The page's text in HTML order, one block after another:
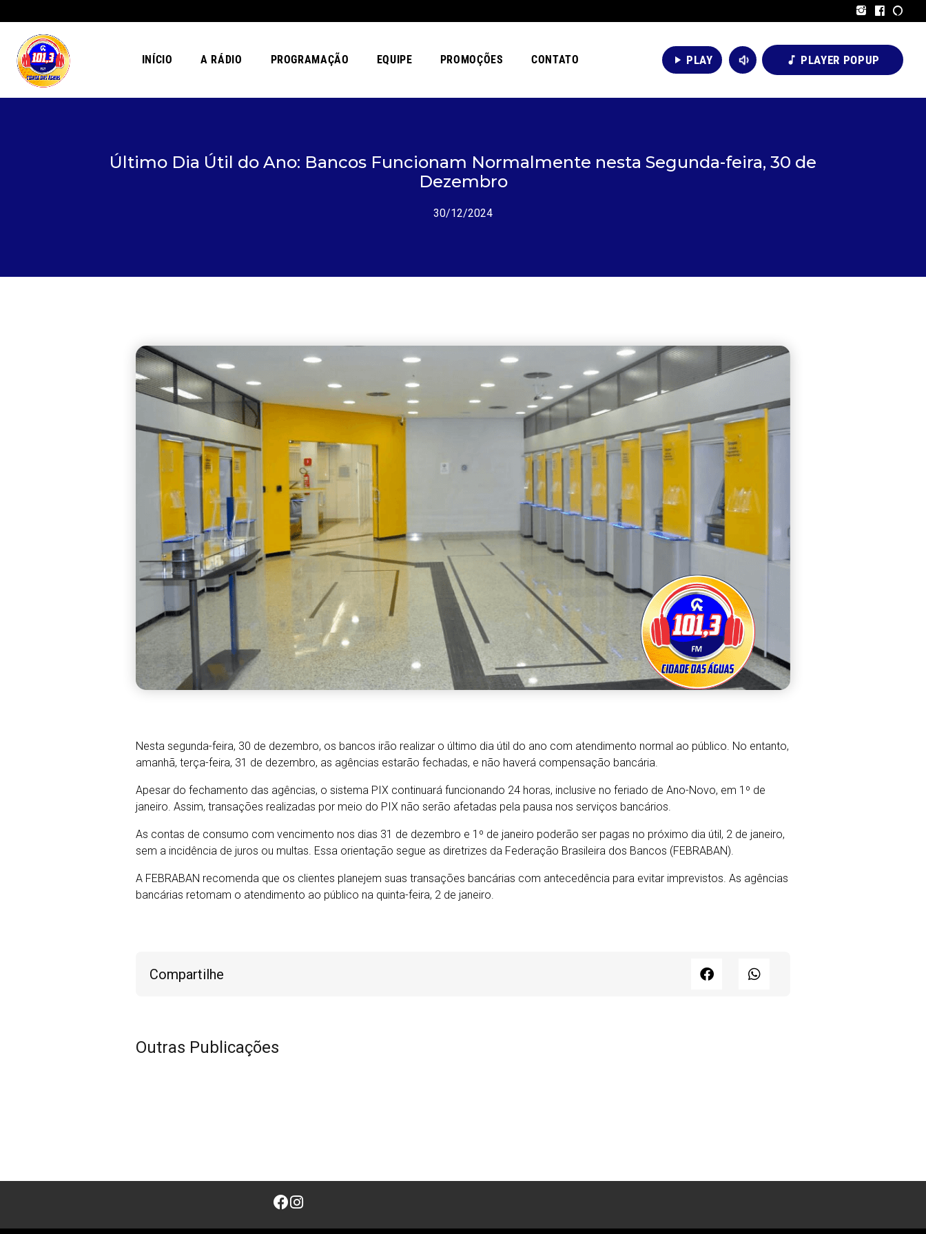
INÍCIO A RÁDIO PROGRAMAÇÃO EQUIPE PROMOÇÕES CONTATO play_arrow PLAY volume_down music_note PLAYER POPUP
Último Dia Útil do Ano: Bancos Funcionam Normalmente nesta Segunda-feira, 30 de
Dezembro
30/12/2024
Nesta segunda-feira, 30 de dezembro, os bancos irão realizar o último dia útil do ano com atendimento normal ao público. No entanto,
amanhã, terça-feira, 31 de dezembro, as agências estarão fechadas, e não haverá compensação bancária.
Apesar do fechamento das agências, o sistema PIX continuará funcionando 24 horas, inclusive no feriado de Ano-Novo, em 1º de
janeiro. Assim, transações realizadas por meio do PIX não serão afetadas pela pausa nos serviços bancários.
As contas de consumo com vencimento nos dias 31 de dezembro e 1º de janeiro poderão ser pagas no próximo dia útil, 2 de janeiro,
sem a incidência de juros ou multas. Essa orientação segue as diretrizes da Federação Brasileira dos Bancos (FEBRABAN).
A FEBRABAN recomenda que os clientes planejem suas transações bancárias com antecedência para evitar imprevistos. As agências
bancárias retomam o atendimento ao público na quinta-feira, 2 de janeiro.
Compartilhe
Outras Publicações